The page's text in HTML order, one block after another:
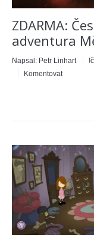
ZDARMA:
adventura
Napsal: Petr Linhart
Komentovat